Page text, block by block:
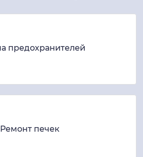
предохранителей
Ремонт печек